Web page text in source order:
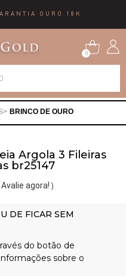
OURO 18K
0
BRINCO DE OURO
Argola 3 Fileiras
br25147
Avalie agora! )